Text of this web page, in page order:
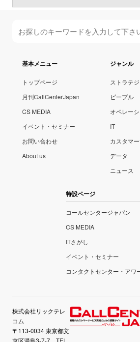
基本メニュー
トップページ
月刊CallCenterJapan
CS MEDIA
イベント・セミナー
お問い合わせ
About us
ジャンル
ストラテ
ピープル
オペレー
IT
カスタマ
データ
ニュース
特設ページ
コールセンタージャパン
CS MEDIA
ITさがし
イベント・セミナー
コンタクトセンター・アワ
株式会社リックテレ
コム
〒113-0034 東京都文